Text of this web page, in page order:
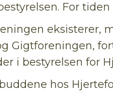
For
Gigtforeningen,
i bestyrelsen for
hos